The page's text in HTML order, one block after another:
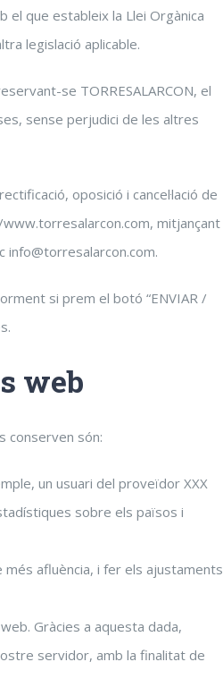
el que estableix la Llei Orgànica
legislació aplicable.
se TORRESALARCON, el
sense perjudici de les altres
oposició i cancel·lació de
mitjançant
info@torresalarcon.com.
si prem el botó “ENVIAR /
web
conserven són:
un usuari del proveïdor XXX
sobre els països i
afluència, i fer els ajustaments
Gràcies a aquesta dada,
servidor, amb la finalitat de